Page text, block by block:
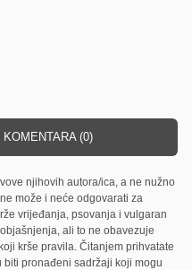
(0)
njihovih autora/ica, a ne nužno
može i neće odgovarati za
vrijeđanja, psovanja i vulgaran
ali to ne obavezuje
krše pravila. Čitanjem prihvatate
pronađeni sadržaji koji mogu